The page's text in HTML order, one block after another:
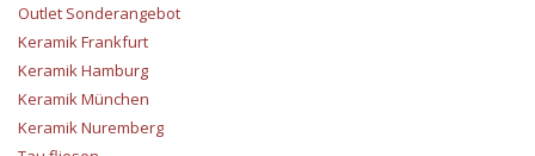
Outlet Sonderangebot
Keramik Frankfurt
Keramik Hamburg
Keramik München
Keramik Nuremberg